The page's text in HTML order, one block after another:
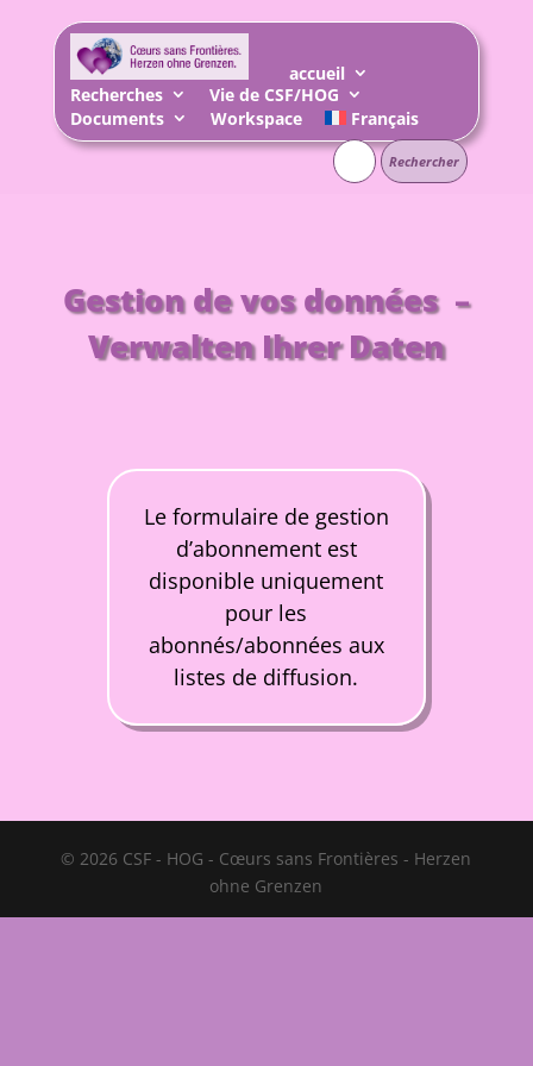
accueil
Recherches
Vie de CSF/HOG
Documents
Workspace
Français
Rechercher :
Gestion de vos données –
Verwalten Ihrer Daten
Le formulaire de gestion
d’abonnement est
disponible uniquement
pour les
abonnés/abonnées aux
listes de diffusion.
© 2026 CSF - HOG - Cœurs sans Frontières - Herzen
ohne Grenzen